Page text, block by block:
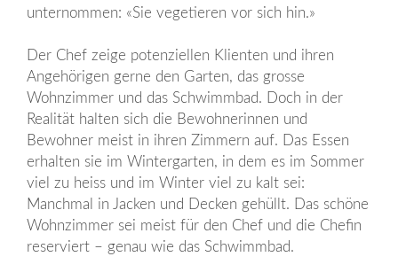
unternommen: «Sie vegetieren vor sich hin.»
Der Chef zeige potenziellen Klienten und ihren
Angehörigen gerne den Garten, das grosse
Wohnzimmer und das Schwimmbad. Doch in der
Realität halten sich die Bewohnerinnen und
Bewohner meist in ihren Zimmern auf. Das Essen
erhalten sie im Wintergarten, in dem es im Sommer
viel zu heiss und im Winter viel zu kalt sei:
Manchmal in Jacken und Decken gehüllt. Das schöne
Wohnzimmer sei meist für den Chef und die Chefin
reserviert – genau wie das Schwimmbad.